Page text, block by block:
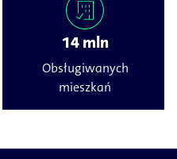
14 mln
Obsługiwanych
mieszkań